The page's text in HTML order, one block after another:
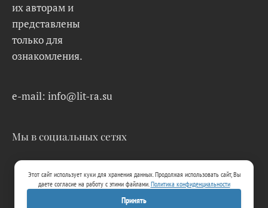
их авторам и
представлены
только для
ознакомления.
e-mail: info@lit-ra.su
Мы в социальных сетях
Этот сайт использует куки для хранения данных. Продолжая использовать сайт, Вы
даете согласие на работу с этими файлами.Политика конфиденциальности
Принять